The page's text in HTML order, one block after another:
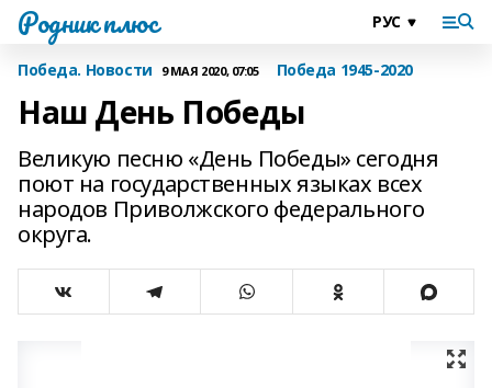
Родник плюс
Победа. Новости 9 МАЯ 2020, 07:05 Победа 1945-2020
Наш День Победы
Великую песню «День Победы» сегодня
поют на государственных языках всех
народов Приволжского федерального
округа.